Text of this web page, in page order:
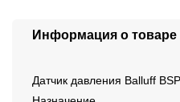
Информация о товаре
Датчик давления Balluff